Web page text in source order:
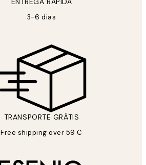
3-6 dias
TRANSPORTE GRÁTIS
Free shipping over 59 €